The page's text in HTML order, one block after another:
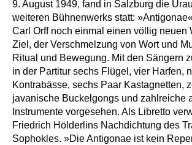
9. August 1949, fand in Salzburg die
weiteren Bühnenwerks statt:
Carl Orff noch einmal einen völlig neuen
Ziel, der Verschmelzung von Wort und
Ritual und Bewegung. Mit den Sängern
in der Partitur sechs Flügel, vier Harfen,
Kontrabässe, sechs Paar Kastagnetten,
javanische Buckelgongs und zahlreiche
Instrumente vorgesehen. Als Libretto
Friedrich Hölderlins Nachdichtung des
Sophokles. »Die Antigonae ist kein